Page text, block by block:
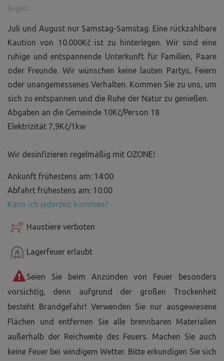
Regeln
Juli und August nur Samstag-Samstag. Eine rückzahlbare
Kaution von 10.000Kč ist zu hinterlegen. Wir sind eine
ruhige und entspannende Unterkunft für Familien, Paare
oder Freunde. Wir wünschen keine lauten Partys, Feiern
oder unangemessenes Verhalten. Kommen Sie zu uns, um
sich zu entspannen und die Ruhe der Natur zu genießen.
Abgaben an die Gemeinde 10Kč/Person 18
Elektrizität 7,9Kč/1kw
Wir desinfizieren regelmäßig mit OZONE!
Ankunft frühestens am: 14:00
Abfahrt frühestens am: 10:00
Kann ich jederzeit kommen?
Haustiere verboten
Lagerfeuer erlaubt
Seien Sie beim Anzünden von Feuer besonders
vorsichtig, denn aufgrund der großen Trockenheit
besteht Brandgefahr! Verwenden Sie nur ausgewiesene
Flächen und entfernen Sie alle brennbaren Materialien
außerhalb der Reichweite des Feuers. Machen Sie auch
keine Feuer bei windigem Wetter. Bitte erkundigen Sie sich